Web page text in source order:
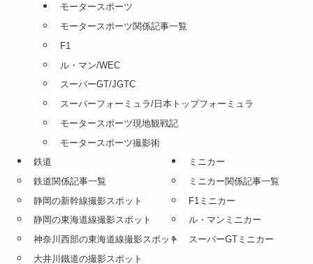
モータースポーツ
モータースポーツ関係記事一覧
F1
ル・マン/WEC
スーパーGT/JGTC
スーパーフォーミュラ/日本トップフォーミュラ
モータースポーツ現地観戦記
モータースポーツ撮影術
鉄道
鉄道関係記事一覧
静岡の新幹線撮影スポット
静岡の東海道線撮影スポット
神奈川西部の東海道線撮影スポット
大井川鐵道の撮影スポット
ミニカー
ミニカー関係記事一覧
F1ミニカー
ル・マンミニカー
スーパーGTミニカー